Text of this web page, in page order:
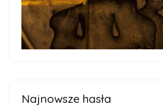
Najnowsze hasła